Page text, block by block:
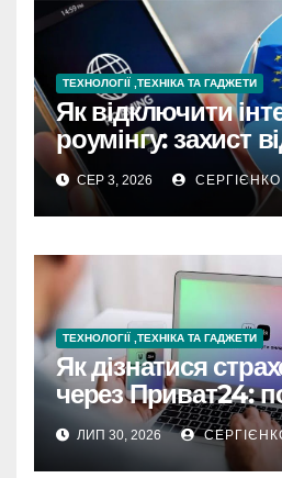
ТЕХНОЛОГІЇ ,ТЕХНІКА ТА ГАДЖЕТИ
Як відключити
роумінгу: захист
рахунків
СЕР 3, 2026
ТЕХНОЛОГІЇ ,ТЕХНІКА ТА ГАДЖЕТИ
Як дізнатися
через Приват24:
інструкція
ЛИП 30, 2026